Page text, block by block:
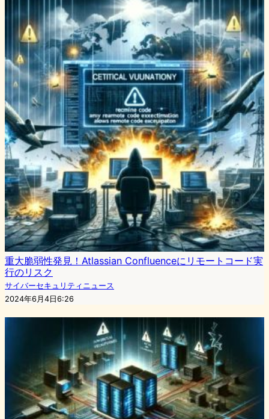
重大脆弱性発見！Atlassian Confluenceにリモートコード実
行のリスク
サイバーセキュリティニュース
2024年6月4日6:26